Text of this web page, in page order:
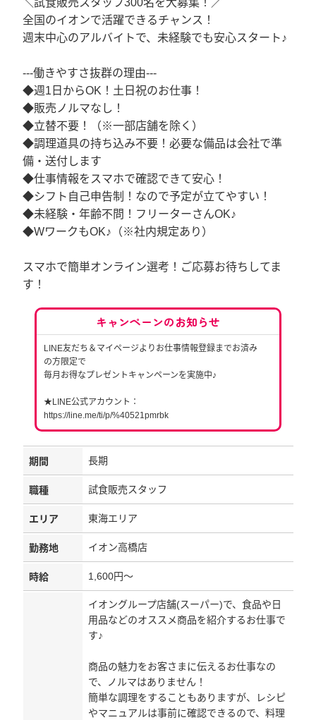
＼試食販売スタッフ300名を大募集！／
全国のイオンで活躍できるチャンス！
週末中心のアルバイトで、未経験でも安心スタート♪
---働きやすさ抜群の理由---
◆週1日からOK！土日祝のお仕事！
◆販売ノルマなし！
◆立替不要！（※一部店舗を除く）
◆調理道具の持ち込み不要！必要な備品は会社で準
備・送付します
◆仕事情報をスマホで確認できて安心！
◆シフト自己申告制！なので予定が立てやすい！
◆未経験・年齢不問！フリーターさんOK♪
◆WワークもOK♪（※社内規定あり）
スマホで簡単オンライン選考！ご応募お待ちしてま
す！
キャンペーンのお知らせ
LINE友だち＆マイページよりお仕事情報登録までお済み
の方限定で
毎月お得なプレゼントキャンペーンを実施中♪
★LINE公式アカウント：
https://line.me/ti/p/%40521pmrbk
期間 長期
職種 試食販売スタッフ
エリア 東海エリア
勤務地 イオン高橋店
時給 1,600円～
イオングループ店舗(スーパー)で、食品や日
用品などのオススメ商品を紹介するお仕事で
す♪
商品の魅力をお客さまに伝えるお仕事なの
で、ノルマはありません！
簡単な調理をすることもありますが、レシピ
やマニュアルは事前に確認できるので、料理